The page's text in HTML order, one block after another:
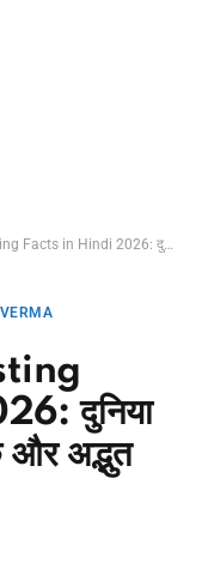
2026: दुनिया के 1000+ सबसे रोचक और अद्भुत तथ्य
दुनिया
अद्भुत